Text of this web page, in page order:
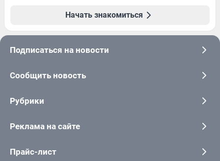
Начать знакомиться
Подписаться на новости
Сообщить новость
Рубрики
Реклама на сайте
Прайс-лист